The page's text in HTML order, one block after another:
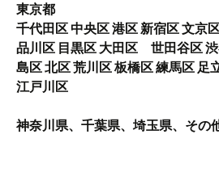
東京都
千代田区 中央区 港区 新宿区 文京
品川区 目黒区 大田区 世田谷区
島区 北区 荒川区 板橋区 練馬区 足
江戸川区
神奈川県、千葉県、埼玉県、その